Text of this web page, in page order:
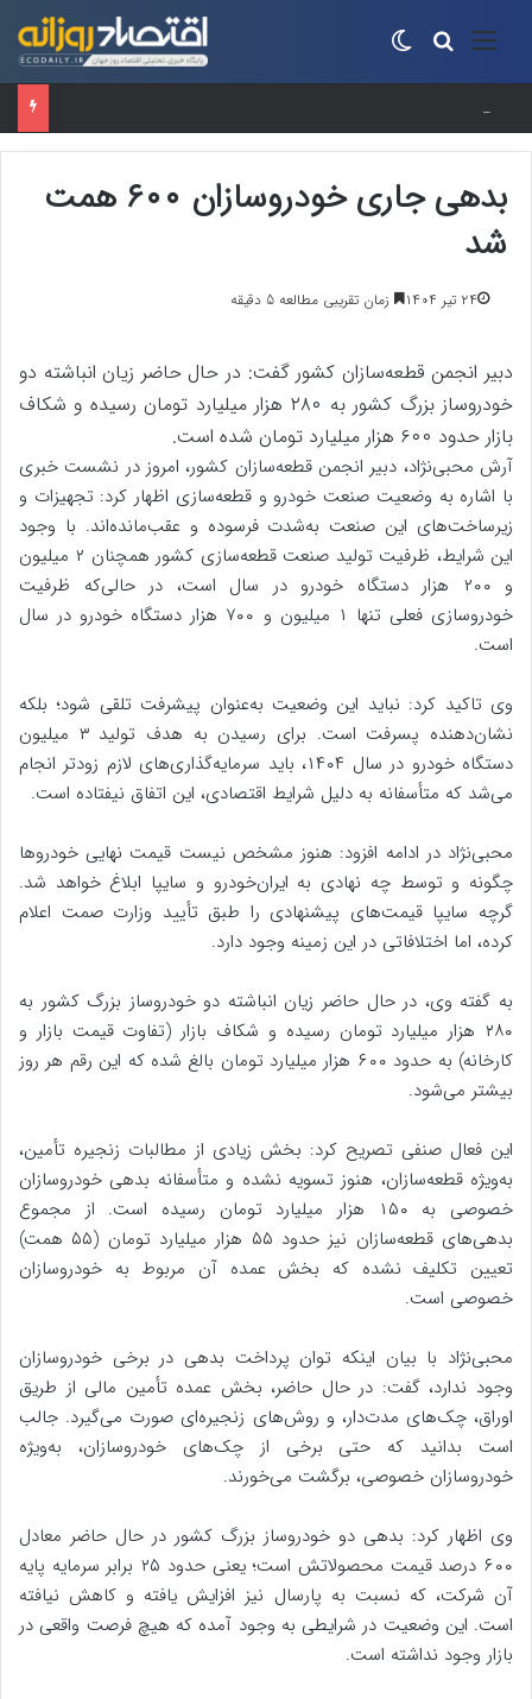
منو جستجو برای
بدهی جاری خودروسازان ۶۰۰ همت
شد
۲۴ تیر ۱۴۰۴ زمان تقریبی مطالعه 5 دقیقه
دبیر انجمن قطعه‌سازان کشور گفت: در حال حاضر زیان انباشته دو
خودروساز بزرگ کشور به ۲۸۰ هزار میلیارد تومان رسیده و شکاف
بازار حدود ۶۰۰ هزار میلیارد تومان شده است.
آرش محبی‌نژاد، دبیر انجمن قطعه‌سازان کشور، امروز در نشست خبری
با اشاره به وضعیت صنعت خودرو و قطعه‌سازی اظهار کرد: تجهیزات و
زیرساخت‌های این صنعت به‌شدت فرسوده و عقب‌مانده‌اند. با وجود
این شرایط، ظرفیت تولید صنعت قطعه‌سازی کشور همچنان ۲ میلیون
و ۲۰۰ هزار دستگاه خودرو در سال است، در حالی‌که ظرفیت
خودروسازی فعلی تنها ۱ میلیون و ۷۰۰ هزار دستگاه خودرو در سال
است.
وی تاکید کرد: نباید این وضعیت به‌عنوان پیشرفت تلقی شود؛ بلکه
نشان‌دهنده پسرفت است. برای رسیدن به هدف تولید ۳ میلیون
دستگاه خودرو در سال ۱۴۰۴، باید سرمایه‌گذاری‌های لازم زودتر انجام
می‌شد که متأسفانه به دلیل شرایط اقتصادی، این اتفاق نیفتاده است.
محبی‌نژاد در ادامه افزود: هنوز مشخص نیست قیمت نهایی خودروها
چگونه و توسط چه نهادی به ایران‌خودرو و سایپا ابلاغ خواهد شد.
گرچه سایپا قیمت‌های پیشنهادی را طبق تأیید وزارت صمت اعلام
کرده، اما اختلافاتی در این زمینه وجود دارد.
به گفته وی، در حال حاضر زیان انباشته دو خودروساز بزرگ کشور به
۲۸۰ هزار میلیارد تومان رسیده و شکاف بازار (تفاوت قیمت بازار و
کارخانه) به حدود ۶۰۰ هزار میلیارد تومان بالغ شده که این رقم هر روز
بیشتر می‌شود.
این فعال صنفی تصریح کرد: بخش زیادی از مطالبات زنجیره تأمین،
به‌ویژه قطعه‌سازان، هنوز تسویه نشده و متأسفانه بدهی خودروسازان
خصوصی به ۱۵۰ هزار میلیارد تومان رسیده است. از مجموع
بدهی‌های قطعه‌سازان نیز حدود ۵۵ هزار میلیارد تومان (۵۵ همت)
تعیین تکلیف نشده که بخش عمده آن مربوط به خودروسازان
خصوصی است.
محبی‌نژاد با بیان اینکه توان پرداخت بدهی در برخی خودروسازان
وجود ندارد، گفت: در حال حاضر، بخش عمده تأمین مالی از طریق
اوراق، چک‌های مدت‌دار، و روش‌های زنجیره‌ای صورت می‌گیرد. جالب
است بدانید که حتی برخی از چک‌های خودروسازان، به‌ویژه
خودروسازان خصوصی، برگشت می‌خورند.
وی اظهار کرد: بدهی دو خودروساز بزرگ کشور در حال حاضر معادل
۶۰۰ درصد قیمت محصولاتش است؛ یعنی حدود ۲۵ برابر سرمایه پایه
آن شرکت، که نسبت به پارسال نیز افزایش یافته و کاهش نیافته
است. این وضعیت در شرایطی به وجود آمده که هیچ فرصت واقعی در
بازار وجود نداشته است.